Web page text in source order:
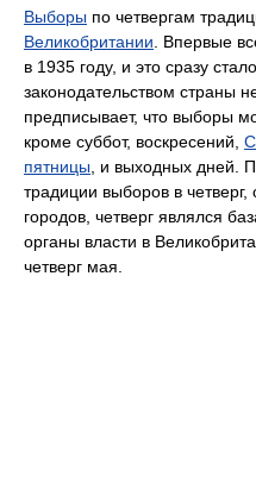
Выборы по четвергам
Великобритании. Впервые
в 1935 году, и это сразу
законодательством страны
предписывает, что выборы
кроме суббот, воскресений,
пятницы, и выходных дней.
традиции выборов в
городов, четверг являлся
органы власти в
четверг мая.